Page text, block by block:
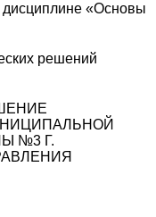
дисциплине «Основы
решений
№3 Г.